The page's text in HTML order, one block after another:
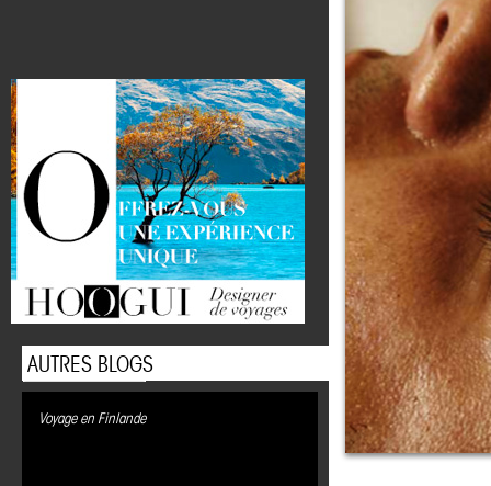
AUTRES BLOGS
Voyage en Finlande